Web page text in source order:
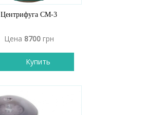
Центрифуга СМ-3
Цена 8700грн
Купить